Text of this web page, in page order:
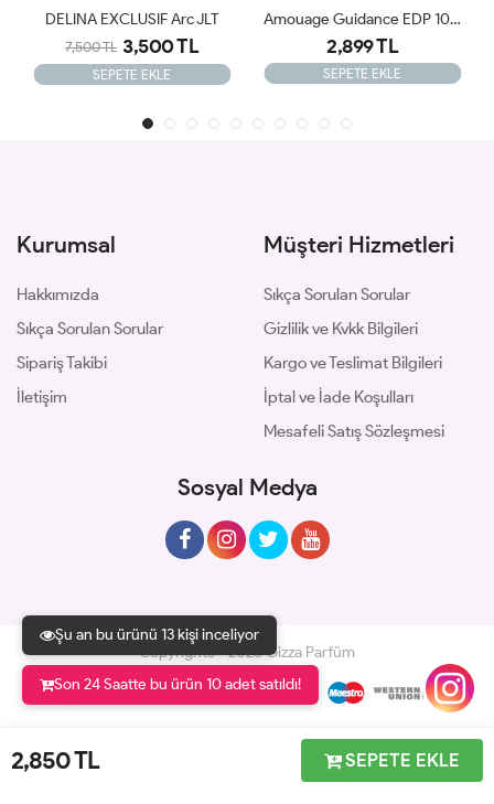
2,850TL SEPETE EKLE
Şu an bu ürünü 13 kişi inceliyor
Son 24 Saatte bu ürün 10 adet satıldı!
2,899 TL
SEPETE EKLE
Parfums De Marly Valaya Exclusif Edp Kadın Parfüm 75 Ml ARC JLT
2,799 TL
SEPETE EKLE
Kurumsal
Hakkımızda
Sıkça Sorulan Sorular
Sipariş Takibi
İletişim
Müşteri Hizmetleri
Sıkça Sorulan Sorular
Gizlilik ve Kvkk Bilgileri
Kargo ve Teslimat Bilgileri
İptal ve İade Koşulları
Mesafeli Satış Sözleşmesi
Sosyal Medya
Copyrights © 2026 Gizza Parfüm
Geliştir - powered by innovation
Sipariş Takibi İletişim